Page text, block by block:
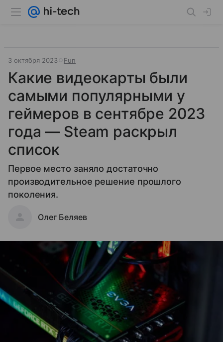
3 октября 2023 Fun
Какие видеокарты были
самыми популярными у
геймеров в сентябре 2023
года — Steam раскрыл
список
Первое место заняло достаточно
производительное решение прошлого
поколения.
Олег Беляев